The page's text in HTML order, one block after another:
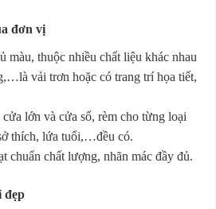
đơn vị
màu, thuộc nhiều chất liệu khác nhau
vải trơn hoặc có trang trí họa tiết,
lớn và cửa sổ, rèm cho từng loại
thích, lứa tuổi,…đều có.
chuẩn chất lượng, nhãn mác đầy đủ.
đẹp